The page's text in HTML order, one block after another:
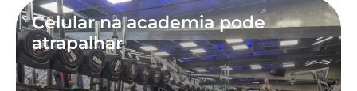
Celular na academia pode
atrapalhar